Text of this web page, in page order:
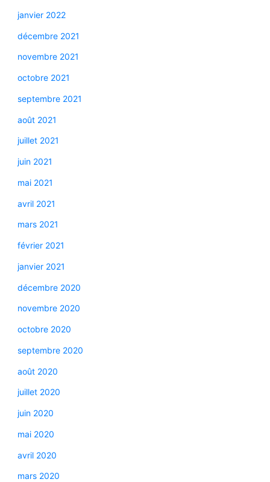
janvier 2022
décembre 2021
novembre 2021
octobre 2021
septembre 2021
août 2021
juillet 2021
juin 2021
mai 2021
avril 2021
mars 2021
février 2021
janvier 2021
décembre 2020
novembre 2020
octobre 2020
septembre 2020
août 2020
juillet 2020
juin 2020
mai 2020
avril 2020
mars 2020